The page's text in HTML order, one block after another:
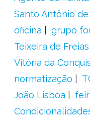
Santo Antônio de
oficina
grupo
Teixeira de Freias
Vitória da
normatização
João Lisboa